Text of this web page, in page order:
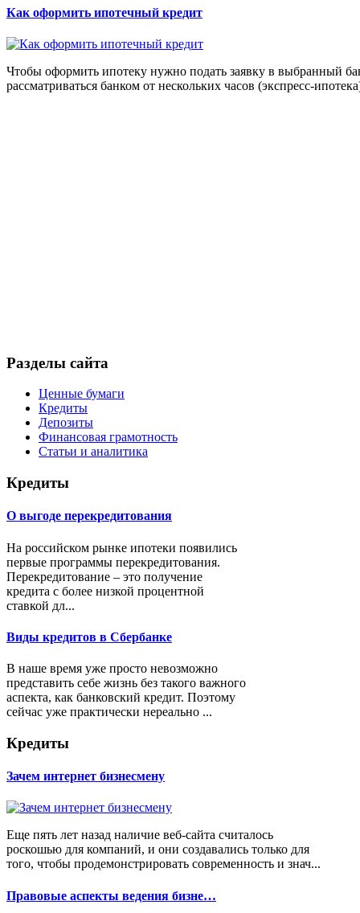
Как оформить ипотечный кредит
Чтобы оформить ипотеку нужно подать заявку в выбранный
рассматриваться банком от нескольких часов (экспресс-
Разделы сайта
Ценные бумаги
Кредиты
Депозиты
Финансовая грамотность
Статьи и аналитика
Кредиты
О выгоде перекредитования
На российском рынке ипотеки появились
первые программы перекредитования.
Перекредитование – это получение
кредита с более низкой процентной
ставкой дл...
Виды кредитов в Сбербанке
В наше время уже просто невозможно
представить себе жизнь без такого важного
аспекта, как банковский кредит. Поэтому
сейчас уже практически нереально ...
Кредиты
Зачем интернет бизнесмену
Еще пять лет назад наличие веб-сайта считалось
роскошью для компаний, и они создавались только для
того, чтобы продемонстрировать современность и знач...
Правовые аспекты ведения бизне…